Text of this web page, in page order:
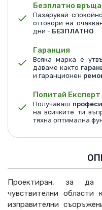
Безплатно
Пазарувай
отговори на
дни - БЕЗПЛАТНО
Гаранция
Всяка марка е
даваме както
и гаранционен
Попитай Експерт
Получаваш
на всичките ти
тяхна оптимална
Проектиран, за да
чувствителни
изправителни